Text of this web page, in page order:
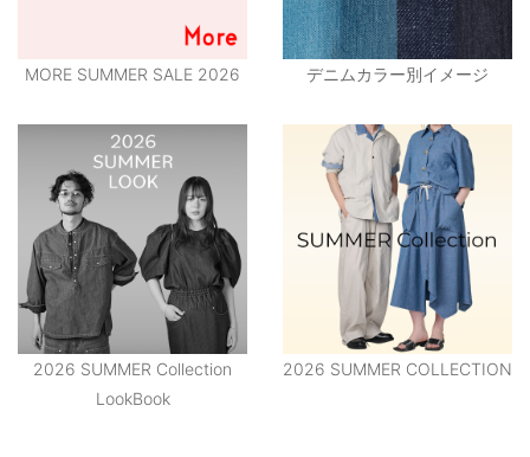
MORE SUMMER SALE 2026 デニムカラー別イメージ
2026 SUMMER Collection
LookBook
2026 SUMMER COLLECTION